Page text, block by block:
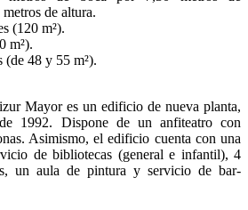
de altura.
(120 m²).
m²).
(de 48 y 55 m²).
Mayor es un edificio de nueva planta,
1992. Dispone de un anfiteatro con
Asimismo, el edificio cuenta con una
de bibliotecas (general e infantil), 4
un aula de pintura y servicio de bar-